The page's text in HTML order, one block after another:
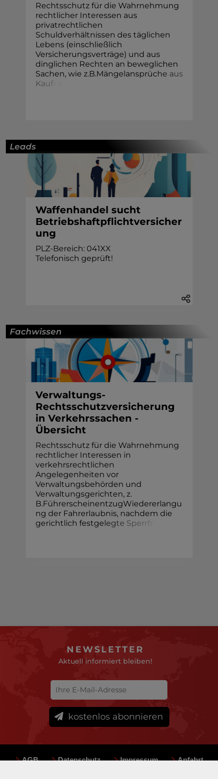
Rechtsschutz für die Wahrnehmung
rechtlicher Interessen aus
privatrechtlichen
Schuldverhältnissen des täglichen
Lebens (einschließlich
Versicherungsverträge) und aus
dinglichen Rechten an beweglichen
Sachen, wie z.B.Mängelansprüche aus
Kauf-
Leads
Waffenhandel sucht
Betriebshaftpflichtversicher
ung
PLZ-Bereich: 041XX
Telefonisch geprüft!
Fachwissen
Verwaltungs-
Rechtsschutzversicherung
in Verkehrssachen -
Übersicht
Rechtsschutz für die Wahrnehmung
rechtlicher Interessen in
verkehrsrechtlichen
Angelegenheiten vor
Verwaltungsbehörden und
Verwaltungsgerichten, z.
B.FührerscheinentzugWiedererlangu
ng der Fahrerlaubnis, nachdem die
gerichtlich festgelegte Sperrfr
NEWSLETTER
Aktuell informiert bleiben!
kostenlos abonnieren
AGB Datenschutz Impressum
Anfahrt